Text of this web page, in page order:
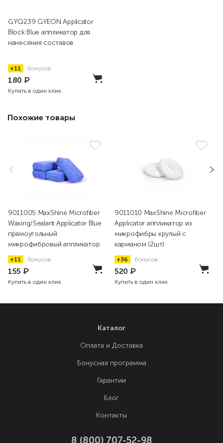
GYQ239 GYEON Applicator
Block Blue аппликатор для
нанесения составов
+11 бонусов
180 ₽
Купить в один клик
Похожие товары
9011005 MaxShine Microfiber
Waxing/Sealant Applicator Blue
прямоугольный
микрофибровый аппликатор
+11 бонусов
155 ₽
Купить в один клик
9011010 MaxShine Microfiber
Applicator аппликатор из
микрофибры крулый с
карманом (2шт)
+36 бонусов
520 ₽
Купить в один клик
Каталог
Оплата и Доставка
Бонусная программа
Гарантии
Блог
Контакты
8 (800) 707-52-98